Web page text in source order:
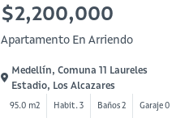
$2,200,000
Apartamento En Arriendo
Medellín, Comuna 11 Laureles
Estadio, Los Alcazares
95.0 m2 Habit. 3 Baños 2 Garaje 0